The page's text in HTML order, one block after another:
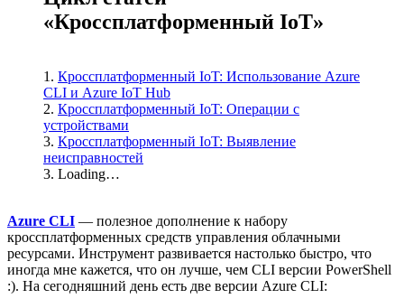
«Кроссплатформенный IoT»
1. Кроссплатформенный IoT: Использование Azure
CLI и Azure IoT Hub
2. Кроссплатформенный IoT: Операции с
устройствами
3. Кроссплатформенный IoT: Выявление
неисправностей
3. Loading…
Azure CLI — полезное дополнение к набору
кроссплатформенных средств управления облачными
ресурсами. Инструмент развивается настолько быстро, что
иногда мне кажется, что он лучше, чем CLI версии PowerShell
:). На сегодняшний день есть две версии Azure CLI: